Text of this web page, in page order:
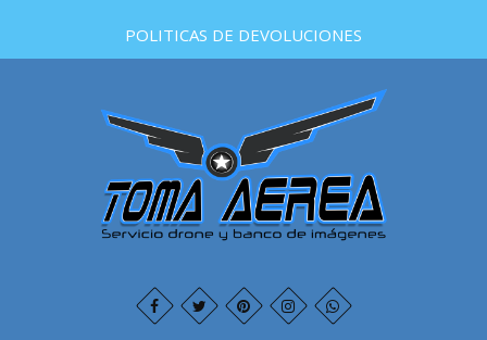
POLITICAS DE DEVOLUCIONES